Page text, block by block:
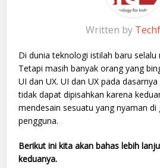
Written by
Di dunia teknologi istilah baru selalu
Tetapi masih banyak orang yang
UI dan UX. UI dan UX pada
tidak dapat dipisahkan karena
mendesain sesuatu yang nyaman di
pengguna.
Berikut ini kita akan bahas lebih
keduanya.